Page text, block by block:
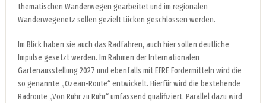
thematischen Wanderwegen gearbeitet und im regionalen
Wanderwegenetz sollen gezielt Lücken geschlossen werden.
Im Blick haben sie auch das Radfahren, auch hier sollen deutliche
Impulse gesetzt werden. Im Rahmen der Internationalen
Gartenausstellung 2027 und ebenfalls mit EFRE Fördermitteln wird die
so genannte „Ozean-Route“ entwickelt. Hierfür wird die bestehende
Radroute „Von Ruhr zu Ruhr“ umfassend qualifiziert. Parallel dazu wird